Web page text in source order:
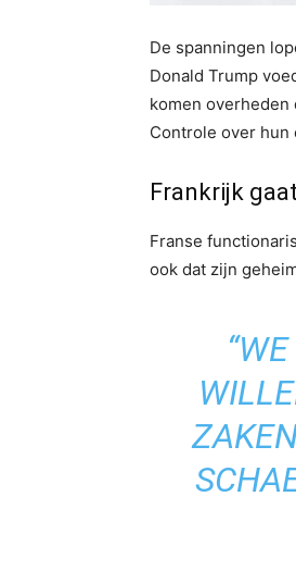
De spanningen
Donald Trump
komen
Controle over hun
Frankrijk
Franse
ook dat zijn